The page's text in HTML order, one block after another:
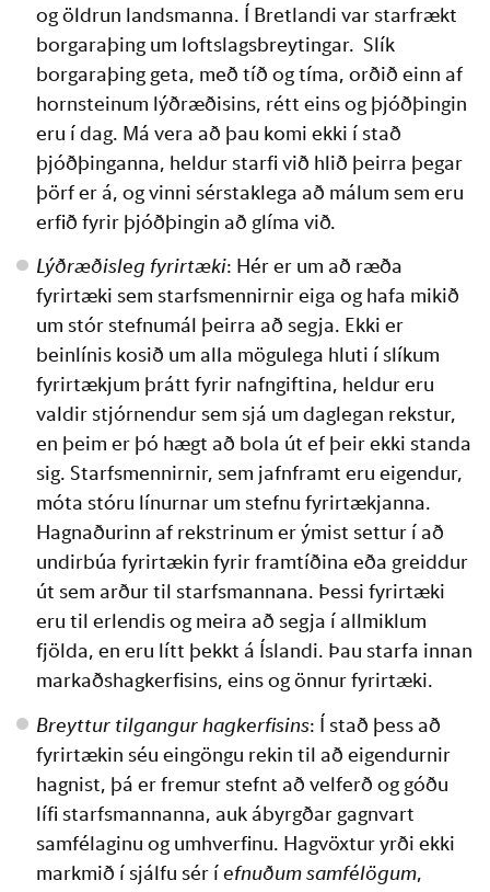
og öldrun landsmanna. Í Bretlandi var starfrækt
borgaraþing um loftslagsbreytingar.  Slík
borgaraþing geta, með tíð og tíma, orðið einn af
hornsteinum lýðræðisins, rétt eins og þjóðþingin
eru í dag. Má vera að þau komi ekki í stað
þjóðþinganna, heldur starfi við hlið þeirra þegar
þörf er á, og vinni sérstaklega að málum sem eru
erfið fyrir þjóðþingin að glíma við.
Lýðræðisleg fyrirtæki: Hér er um að ræða
fyrirtæki sem starfsmennirnir eiga og hafa mikið
um stór stefnumál þeirra að segja. Ekki er
beinlínis kosið um alla mögulega hluti í slíkum
fyrirtækjum þrátt fyrir nafngiftina, heldur eru
valdir stjórnendur sem sjá um daglegan rekstur,
en þeim er þó hægt að bola út ef þeir ekki standa
sig. Starfsmennirnir, sem jafnframt eru eigendur,
móta stóru línurnar um stefnu fyrirtækjanna.
Hagnaðurinn af rekstrinum er ýmist settur í að
undirbúa fyrirtækin fyrir framtíðina eða greiddur
út sem arður til starfsmannana. Þessi fyrirtæki
eru til erlendis og meira að segja í allmiklum
fjölda, en eru lítt þekkt á Íslandi. Þau starfa innan
markaðshagkerfisins, eins og önnur fyrirtæki.
Breyttur tilgangur hagkerfisins: Í stað þess að
fyrirtækin séu eingöngu rekin til að eigendurnir
hagnist, þá er fremur stefnt að velferð og góðu
lífi starfsmannanna, auk ábyrgðar gagnvart
samfélaginu og umhverfinu. Hagvöxtur yrði ekki
markmið í sjálfu sér í efnuðum samfélögum,